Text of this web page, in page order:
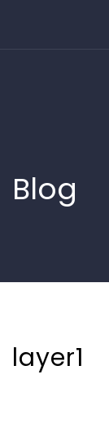
Blog
layer1